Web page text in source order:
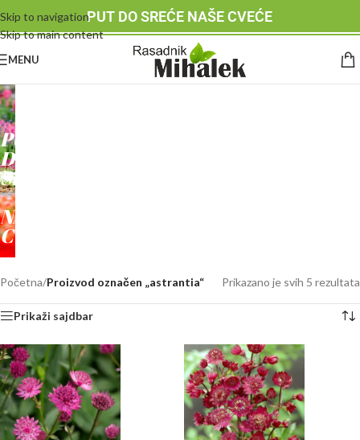
Skip to navigation
Skip to main content
PUT DO SREĆE NAŠE CVEĆE
MENU
RASADNIK
MIHALEK
PUT
DO
SREĆE
-
NAŠE
CVEĆE
Početna/Proizvod označen „astrantia“ Prikazano je svih 5 rezultata
Prikaži sajdbar